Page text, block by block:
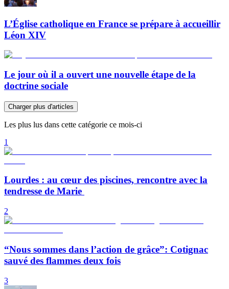
L’Église catholique en France se prépare à accueillir
Léon XIV
Le jour où il a ouvert une nouvelle étape de la
doctrine sociale
Charger plus d'articles
Les plus lus dans cette catégorie ce mois-ci
1
Lourdes : au cœur des piscines, rencontre avec la
tendresse de Marie
2
“Nous sommes dans l’action de grâce”: Cotignac
sauvé des flammes deux fois
3